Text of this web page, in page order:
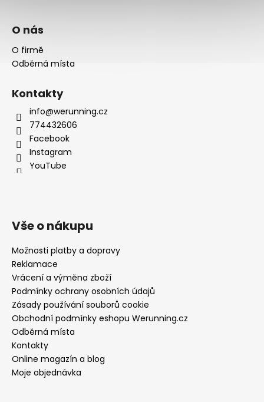
O nás
O firmě
Odběrná místa
Kontakty
info@werunning.cz
774432606
Facebook
Instagram
YouTube
Vše o nákupu
Možnosti platby a dopravy
Reklamace
Vrácení a výměna zboží
Podmínky ochrany osobních údajů
Zásady používání souborů cookie
Obchodní podmínky eshopu Werunning.cz
Odběrná místa
Kontakty
Online magazín a blog
Moje objednávka